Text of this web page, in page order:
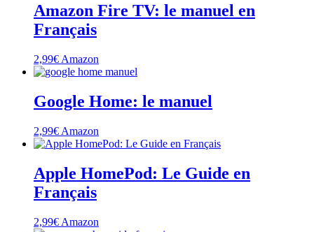
Amazon Fire TV: le manuel en
Français
2,99€ Amazon
Google Home: le manuel
2,99€ Amazon
Apple HomePod: Le Guide en
Français
2,99€ Amazon